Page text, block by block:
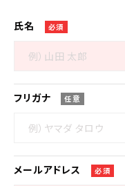
氏名 必須
フリガナ 任意
メールアドレス 必須